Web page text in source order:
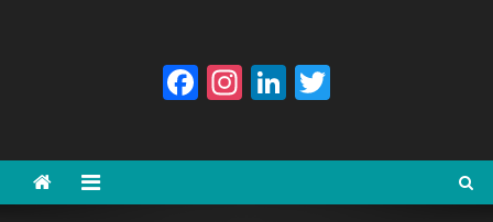
Facebook
Instagram
LinkedIn